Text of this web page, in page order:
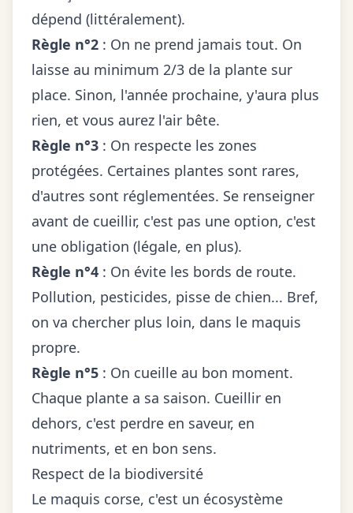
dépend (littéralement).
Règle n°2 : On ne prend jamais tout. On
laisse au minimum 2/3 de la plante sur
place. Sinon, l'année prochaine, y'aura plus
rien, et vous aurez l'air bête.
Règle n°3 : On respecte les zones
protégées. Certaines plantes sont rares,
d'autres sont réglementées. Se renseigner
avant de cueillir, c'est pas une option, c'est
une obligation (légale, en plus).
Règle n°4 : On évite les bords de route.
Pollution, pesticides, pisse de chien... Bref,
on va chercher plus loin, dans le maquis
propre.
Règle n°5 : On cueille au bon moment.
Chaque plante a sa saison. Cueillir en
dehors, c'est perdre en saveur, en
nutriments, et en bon sens.
Respect de la biodiversité
Le maquis corse, c'est un écosystème